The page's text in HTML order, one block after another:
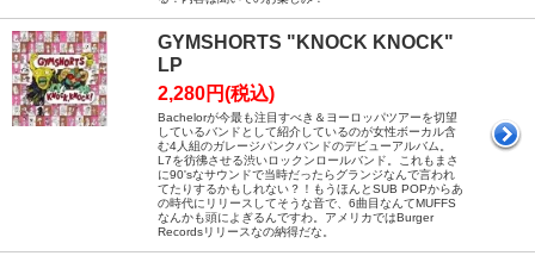
GYMSHORTS "KNOCK KNOCK"
LP
2,280円(税込)
Bachelorが今最も注目すべき＆ヨーロッパツアーを切望
しているバンドとして紹介しているのが女性ボーカル含
む4人組のガレージパンクバンドのデビューアルバム。
L7を彷彿させる渋いロックンロールバンド。これもまさ
に90'sなサウンドで当時だったらグランジなんで言われ
てたりするかもしれない？！もうほんとSUB POPからあ
の時代にリリースしてそうな音で、6曲目なんてMUFFS
なんかも頭によぎるんですわ。アメリカではBurger
Recordsリリースなの納得だな。